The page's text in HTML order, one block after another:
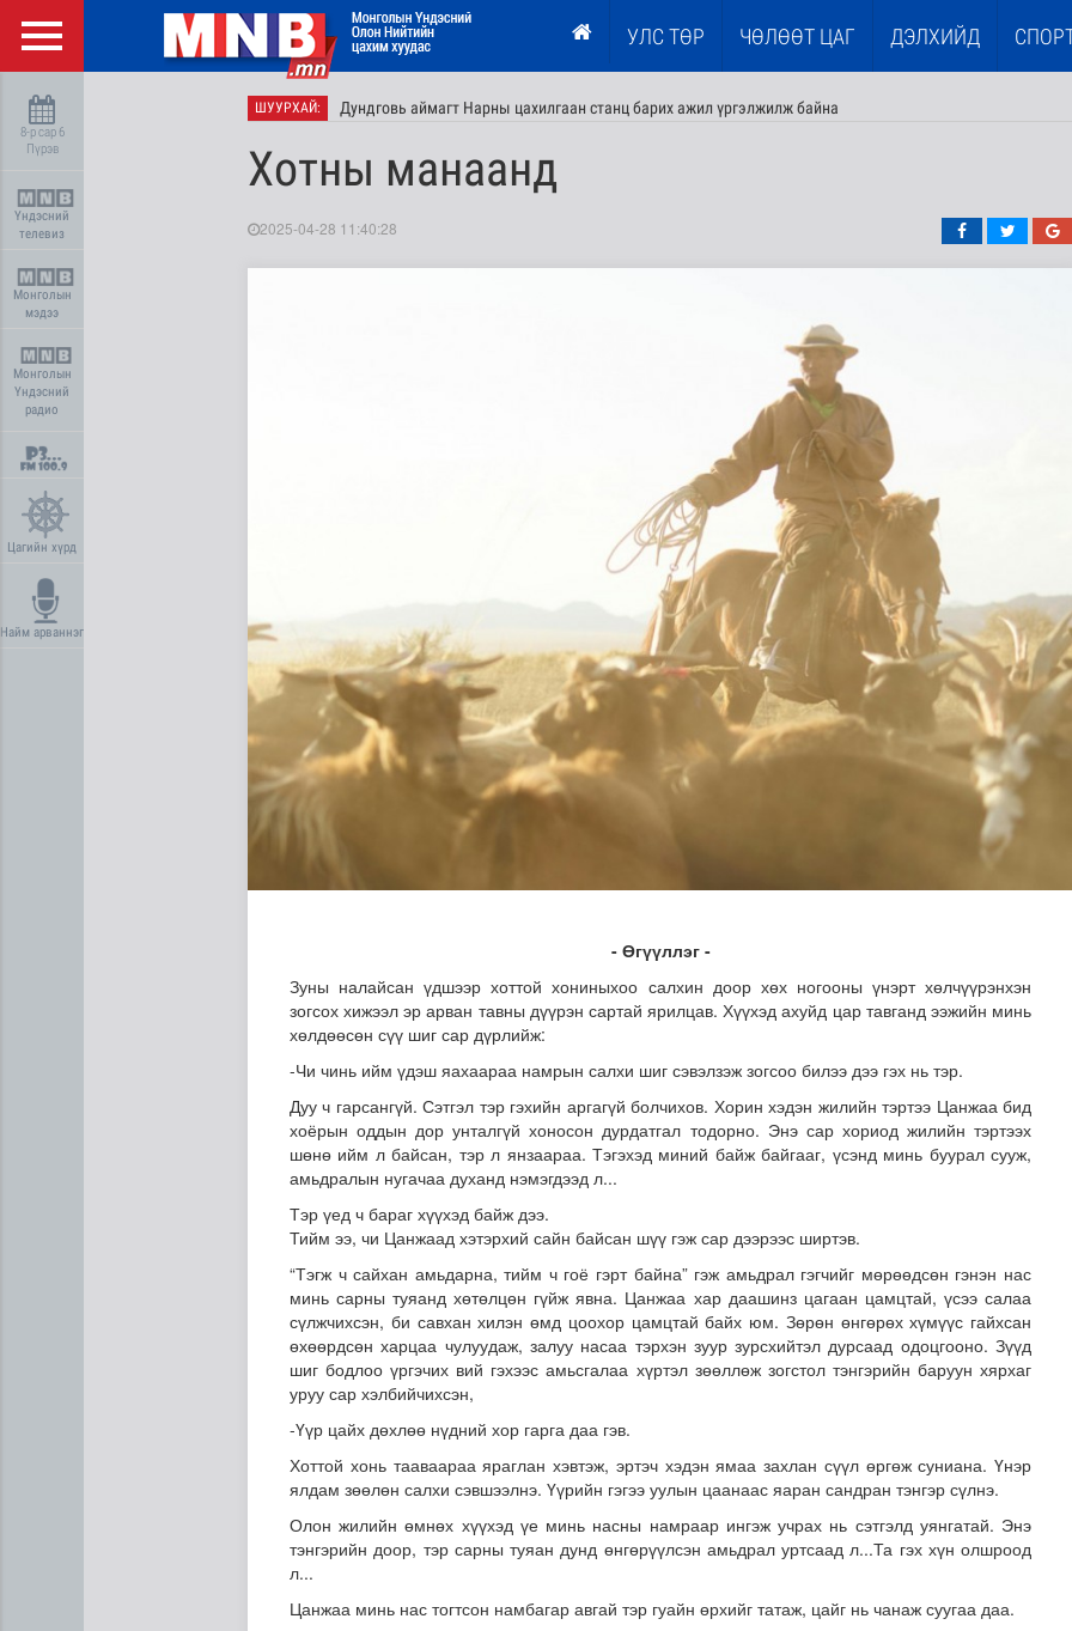
УЛС ТӨР ЧӨЛӨӨТ ЦАГ ДЭЛХИЙД
8-р сар 6
Пүрэв
Үндэсний
телевиз
Монголын
мэдээ
Монголын
Үндэсний
радио
Цагийн хүрд
Найм арваннэг
ШУУРХАЙ: Дундговь аймагт Нарны цахилгаан станц барих ажил үргэлжилж байна
Дипломат төлөөлөгчийн газруудын төлөөлөгчид COP17-ын байгууламжтай танилцлаа
Н.Номтойбаяр: Аймгуудад тулгамдаж буй асуудлуудыг 7 хоног бүр Засгийн газрын х..
Хотны манаанд
2025-04-28 11:40:28
- Өгүүллэг -
Зуны налайсан үдшээр хоттой хониныхоо салхин доор хөх ногооны үнэрт хөлчүүрэнхэн
зогсох хижээл эр арван тавны дүүрэн сартай ярилцав. Хүүхэд ахуйд цар тавганд ээжийн минь
хөлдөөсөн сүү шиг сар дүрлийж:
-Чи чинь ийм үдэш яахаараа намрын салхи шиг сэвэлзэж зогсоо билээ дээ гэх нь тэр.
Дуу ч гарсангүй. Сэтгэл тэр гэхийн аргагүй болчихов. Хорин хэдэн жилийн тэртээ Цанжаа бид
хоёрын оддын дор унталгүй хоносон дурдатгал тодорно. Энэ сар хориод жилийн тэртээх
шөнө ийм л байсан, тэр л янзаараа. Тэгэхэд миний байж байгааг, үсэнд минь буурал сууж,
амьдралын нугачаа духанд нэмэгдээд л...
Тэр үед ч бараг хүүхэд байж дээ.
Тийм ээ, чи Цанжаад хэтэрхий сайн байсан шүү гэж сар дээрээс ширтэв.
“Тэгж ч сайхан амьдарна, тийм ч гоё гэрт байна” гэж амьдрал гэгчийг мөрөөдсөн гэнэн нас
минь сарны туяанд хөтөлцөн гүйж явна. Цанжаа хар даашинз цагаан цамцтай, үсээ салаа
сүлжчихсэн, би савхан хилэн өмд цоохор цамцтай байх юм. Зөрөн өнгөрөх хүмүүс гайхсан
өхөөрдсөн харцаа чулуудаж, залуу насаа тэрхэн зуур зурсхийтэл дурсаад одоцгооно. Зүүд
шиг бодлоо үргэчих вий гэхээс амьсгалаа хүртэл зөөллөж зогстол тэнгэрийн баруун хярхаг
уруу сар хэлбийчихсэн,
-Үүр цайх дөхлөө нүдний хор гарга даа гэв.
Хоттой хонь тааваараа яраглан хэвтэж, эртэч хэдэн ямаа захлан сүүл өргөж суниана. Үнэр
ялдам зөөлөн салхи сэвшээлнэ. Үүрийн гэгээ уулын цаанаас яаран сандран тэнгэр сүлнэ.
Олон жилийн өмнөх хүүхэд үе минь насны намраар ингэж учрах нь сэтгэлд уянгатай. Энэ
тэнгэрийн доор, тэр сарны туяан дунд өнгөрүүлсэн амьдрал уртсаад л...Та гэх хүн олшроод
л...
Цанжаа минь нас тогтсон намбагар авгай тэр гуайн өрхийг татаж, цайг нь чанаж суугаа даа.